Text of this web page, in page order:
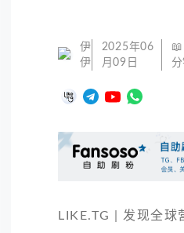
伊
伊
2025年06
月09日
📖
LIKE.TG | 发现全球